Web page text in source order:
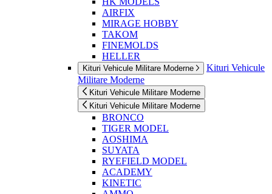
AIRFIX
MIRAGE HOBBY
TAKOM
FINEMOLDS
HELLER
Kituri Vehicule Militare Moderne
Kituri Vehicule
Militare Moderne
Kituri Vehicule Militare Moderne
Kituri Vehicule Militare Moderne
BRONCO
TIGER MODEL
AOSHIMA
SUYATA
RYEFIELD MODEL
ACADEMY
KINETIC